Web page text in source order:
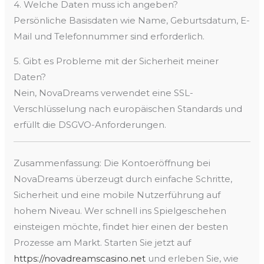
4. Welche Daten muss ich angeben?
Persönliche Basisdaten wie Name, Geburtsdatum, E-
Mail und Telefonnummer sind erforderlich.
5. Gibt es Probleme mit der Sicherheit meiner
Daten?
Nein, NovaDreams verwendet eine SSL-
Verschlüsselung nach europäischen Standards und
erfüllt die DSGVO-Anforderungen.
Zusammenfassung: Die Kontoeröffnung bei
NovaDreams überzeugt durch einfache Schritte,
Sicherheit und eine mobile Nutzerführung auf
hohem Niveau. Wer schnell ins Spielgeschehen
einsteigen möchte, findet hier einen der besten
Prozesse am Markt. Starten Sie jetzt auf
https://novadreamscasino.net und erleben Sie, wie